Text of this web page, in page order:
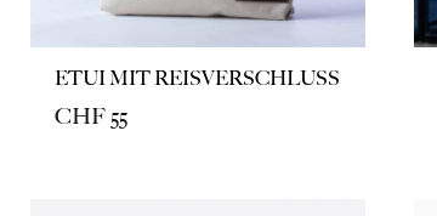
ETUI MIT REISVERSCHLUSS
CHF 55